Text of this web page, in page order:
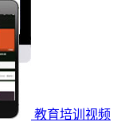
教育培训视频